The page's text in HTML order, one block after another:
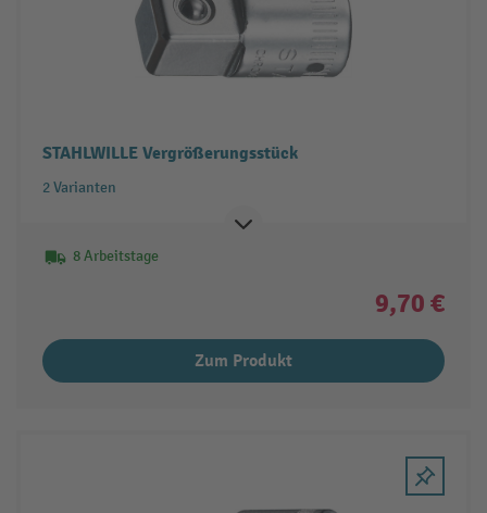
STAHLWILLE Vergrößerungsstück
2 Varianten
8 Arbeitstage
9,70 €
Zum Produkt